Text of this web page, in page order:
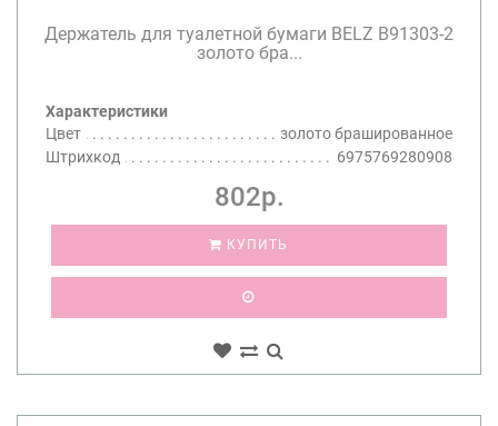
Держатель для туалетной бумаги BELZ B91303-2
золото бра...
Характеристики
Цвет
золото брашированное
Штрихкод
6975769280908
802р.
КУПИТЬ